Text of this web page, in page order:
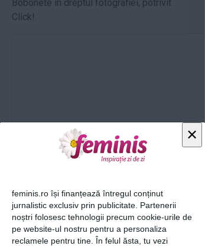
×
feminis.ro își finanțează întregul conținut
jurnalistic exclusiv prin publicitate. Partenerii
noștri folosesc tehnologii precum cookie-urile de
pe website-ul nostru pentru a personaliza
reclamele pentru tine. În felul ăsta, tu vezi
Bobonete în dreptul fotografiei, potrivit
Click!.
Comediantul de la Pro TV a continuat în